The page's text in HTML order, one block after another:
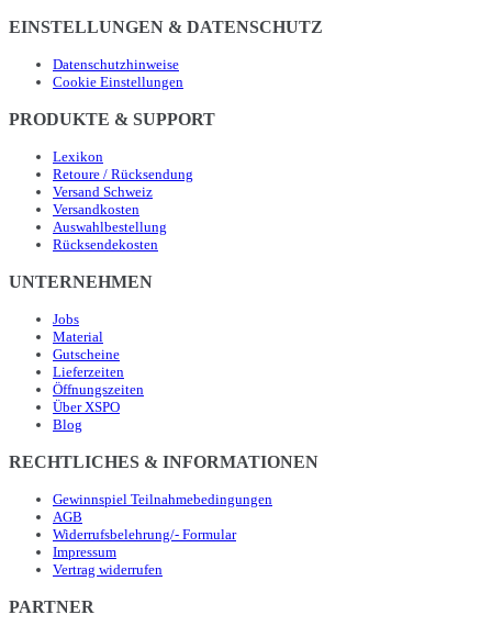
EINSTELLUNGEN & DATENSCHUTZ
Datenschutzhinweise
Cookie Einstellungen
PRODUKTE & SUPPORT
Lexikon
Retoure / Rücksendung
Versand Schweiz
Versandkosten
Auswahlbestellung
Rücksendekosten
UNTERNEHMEN
Jobs
Material
Gutscheine
Lieferzeiten
Öffnungszeiten
Über XSPO
Blog
RECHTLICHES & INFORMATIONEN
Gewinnspiel Teilnahmebedingungen
AGB
Widerrufsbelehrung/- Formular
Impressum
Vertrag widerrufen
PARTNER